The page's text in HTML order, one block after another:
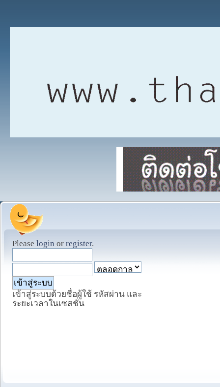
Please login or register.
เข้าสู่ระบบด้วยชื่อผู้ใช้ รหัสผ่าน และ
ระยะเวลาในเซสชั่น